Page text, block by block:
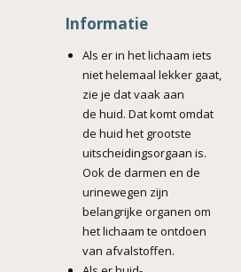
Informatie
Als er in het lichaam iets
niet helemaal lekker gaat,
zie je dat vaak aan
de huid. Dat komt omdat
de huid het grootste
uitscheidingsorgaan is.
Ook de darmen en de
urinewegen zijn
belangrijke organen om
het lichaam te ontdoen
van afvalstoffen.